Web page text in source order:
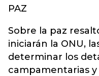
PAZ
Sobre la paz
iniciarán la ONU,
determinar los
campamentarias